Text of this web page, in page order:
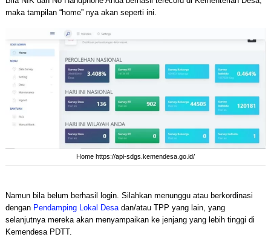
maka tampilan “home” nya akan seperti ini.
Home https://api-sdgs.kemendesa.go.id/
Namun bila belum berhasil login. Silahkan menunggu atau berkordinasi
dengan Pendamping Lokal Desadan/atau TPP yang lain, yang
selanjutnya mereka akan menyampaikan ke jenjang yang lebih tinggi di
Kemendesa PDTT.